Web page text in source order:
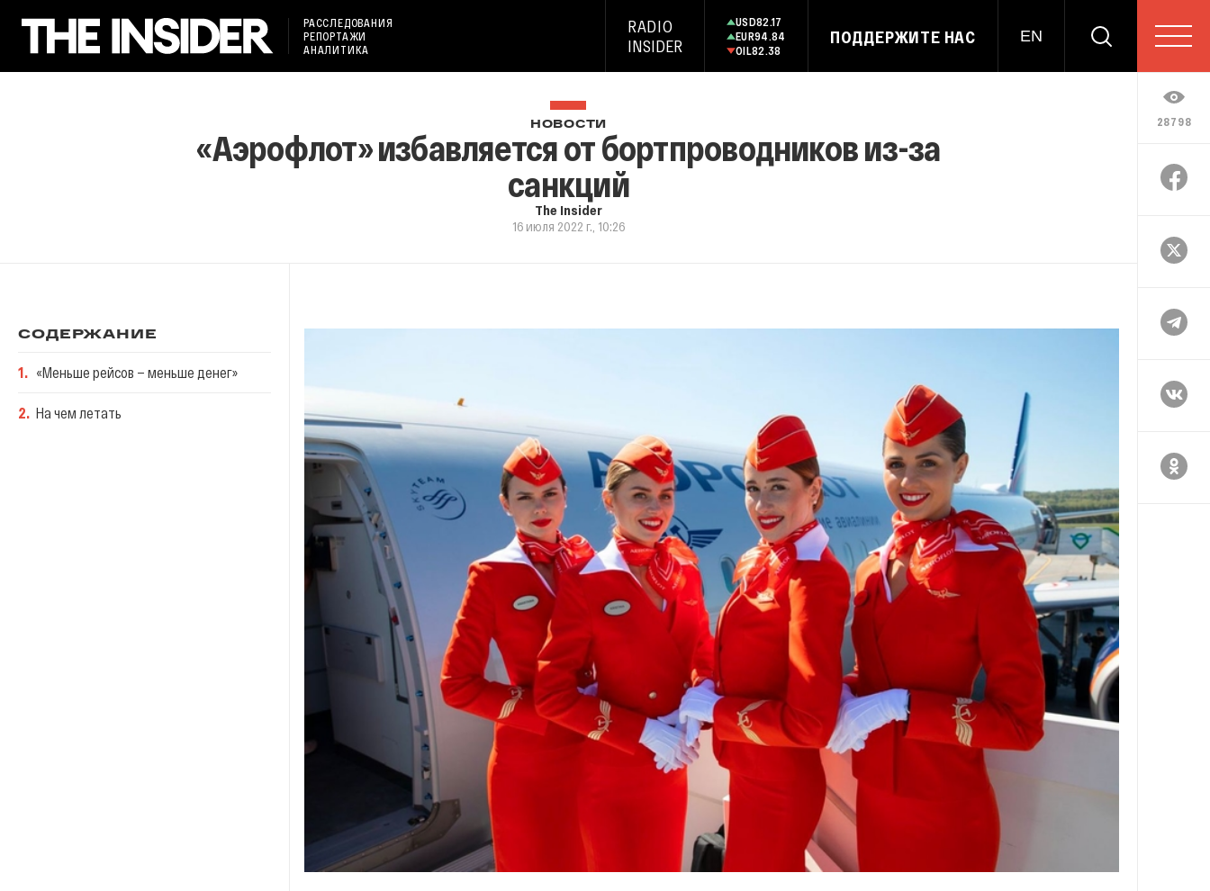
РАССЛЕДОВАНИЯ
РЕПОРТАЖИ
АНАЛИТИКА
RADIO
INSIDER
USD82.17
EUR94.84
OIL82.38
ПОДДЕРЖИТЕ НАС EN
28798
НОВОСТИ
«Аэрофлот» избавляется от бортпроводников из-за
санкций
The Insider
16 июля 2022 г., 10:26
СОДЕРЖАНИЕ
1. «Меньше рейсов — меньше денег»
2. На чем летать